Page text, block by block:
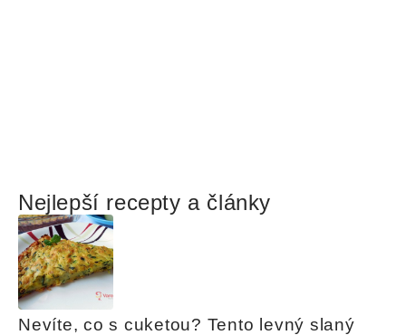
Nejlepší recepty a články
Nevíte, co s cuketou? Tento levný slaný